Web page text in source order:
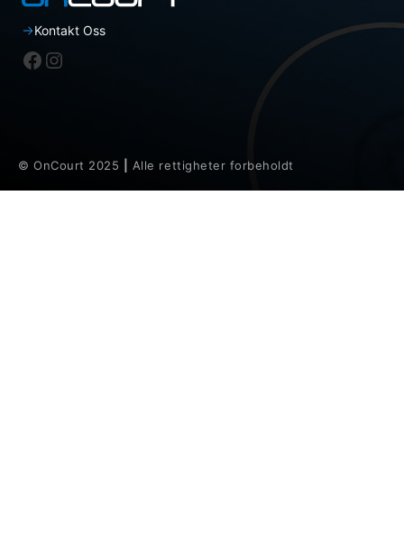
Kontakt Oss
Facebook
Instagram
© OnCourt 2025 Alle rettigheter forbeholdt